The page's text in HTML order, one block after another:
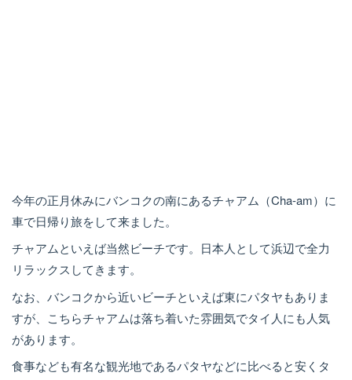
今年の正月休みにバンコクの南にあるチャアム（Cha-am）に
車で日帰り旅をして来ました。
チャアムといえば当然ビーチです。日本人として浜辺で全力
リラックスしてきます。
なお、バンコクから近いビーチといえば東にパタヤもありま
すが、こちらチャアムは落ち着いた雰囲気でタイ人にも人気
があります。
食事なども有名な観光地であるパタヤなどに比べると安くタ